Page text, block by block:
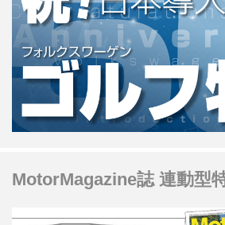
MotorMagazine誌 連動型